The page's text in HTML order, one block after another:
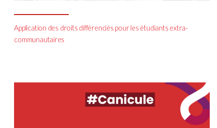
Application des droits différenciés pour les étudiants extra-
communautaires